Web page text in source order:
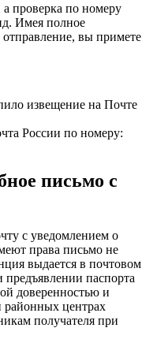
а проверка по номеру
Имея полное
вы примете
извещение на Почте
России по номеру:
письмо с
с уведомлением о
права письмо не
выдается в почтовом
паспорта
доверенностью и
районных центрах
получателя при